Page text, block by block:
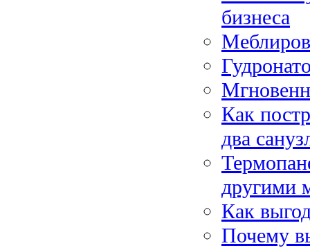
бизнеса
Как
два
другими
Как
Почему